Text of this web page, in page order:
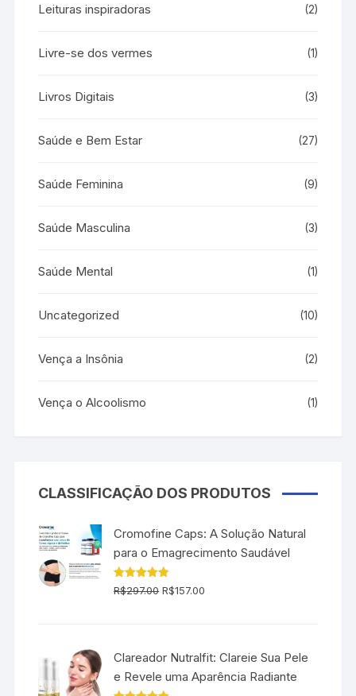
Leituras inspiradoras (2)
Livre-se dos vermes (1)
Livros Digitais (3)
Saúde e Bem Estar (27)
Saúde Feminina (9)
Saúde Masculina (3)
Saúde Mental (1)
Uncategorized (10)
Vença a Insônia (2)
Vença o Alcoolismo (1)
CLASSIFICAÇÃO DOS PRODUTOS
Cromofine Caps: A Solução Natural
para o Emagrecimento Saudável
Avaliação
5.00de 5
R$297.00 O
R$297.00.
R$157.00
R$157.00.
Clareador Nutralfit: Clareie Sua Pele
e Revele uma Aparência Radiante